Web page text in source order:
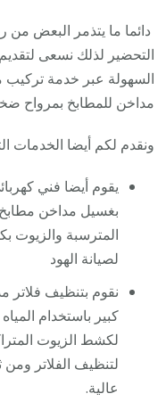
دائما ما يتذمر البعض من
التحضير لذلك نسعى
السهولة عبر خدمة
مداخن للمطابخ بمرواح
ونقدم لكم أيضا الخدمات
يقوم أيضا فني
بغسيل مداخن مطابخ
المترسبة والزيوت
لصيانة الهود
نقوم بتنظيف فلاتر
كبير باستخدام
لكشط الزيوت
لتنظيف الفلاتر
عالية.